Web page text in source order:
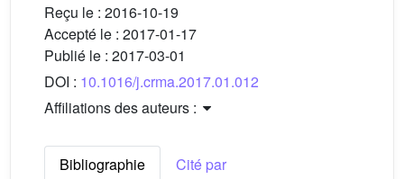
Reçu le : 2016-10-19
Accepté le : 2017-01-17
Publié le : 2017-03-01
DOI : 10.1016/j.crma.2017.01.012
Affiliations des auteurs :
Bibliographie
Cité par